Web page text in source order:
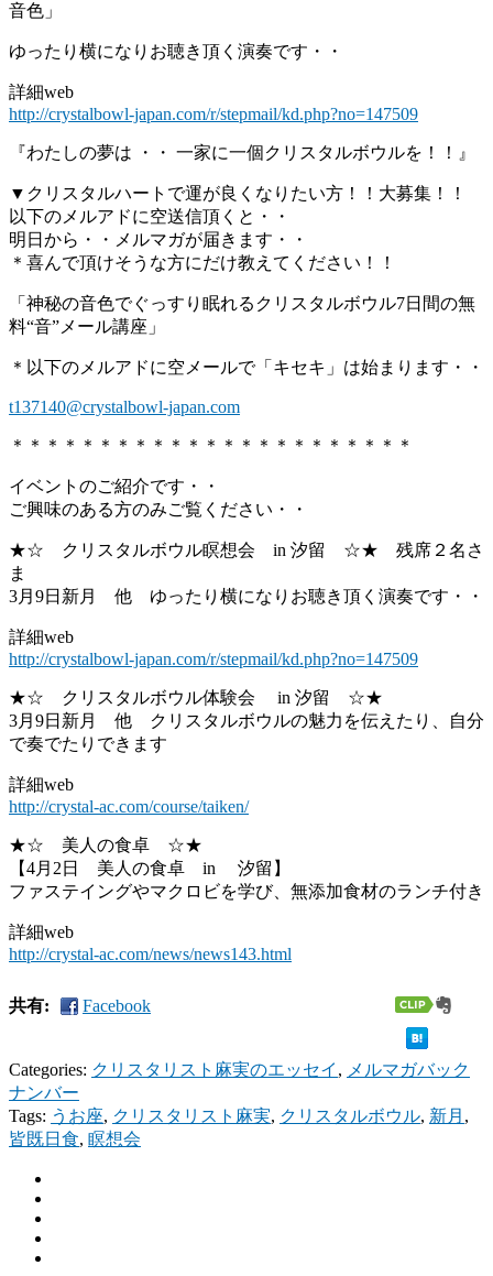
音色」
ゆったり横になりお聴き頂く演奏です・・
詳細web
http://crystalbowl-japan.com/r/stepmail/kd.php?no=147509
『わたしの夢は ・・ 一家に一個クリスタルボウルを！！』
▼クリスタルハートで運が良くなりたい方！！大募集！！
以下のメルアドに空送信頂くと・・
明日から・・メルマガが届きます・・
＊喜んで頂けそうな方にだけ教えてください！！
「神秘の音色でぐっすり眠れるクリスタルボウル7日間の無
料“音”メール講座」
＊以下のメルアドに空メールで「キセキ」は始まります・・
t137140@crystalbowl-japan.com
＊＊＊＊＊＊＊＊＊＊＊＊＊＊＊＊＊＊＊＊＊＊＊
イベントのご紹介です・・
ご興味のある方のみご覧ください・・
★☆ クリスタルボウル瞑想会 in 汐留 ☆★ 残席２名さ
ま
3月9日新月 他 ゆったり横になりお聴き頂く演奏です・・
詳細web
http://crystalbowl-japan.com/r/stepmail/kd.php?no=147509
★☆ クリスタルボウル体験会 in 汐留 ☆★
3月9日新月 他 クリスタルボウルの魅力を伝えたり、自分
で奏でたりできます
詳細web
http://crystal-ac.com/course/taiken/
★☆ 美人の食卓 ☆★
【4月2日 美人の食卓 in 汐留】
ファステイングやマクロビを学び、無添加食材のランチ付き
詳細web
http://crystal-ac.com/news/news143.html
共有: Facebook
Categories: クリスタリスト麻実のエッセイ , メルマガバック
ナンバー
Tags: うお座, クリスタリスト麻実, クリスタルボウル, 新月 ,
皆既日食, 瞑想会